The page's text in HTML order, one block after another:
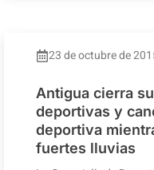
23 de octubre de
Antigua cierra
deportivas y
deportiva
fuertes lluvias